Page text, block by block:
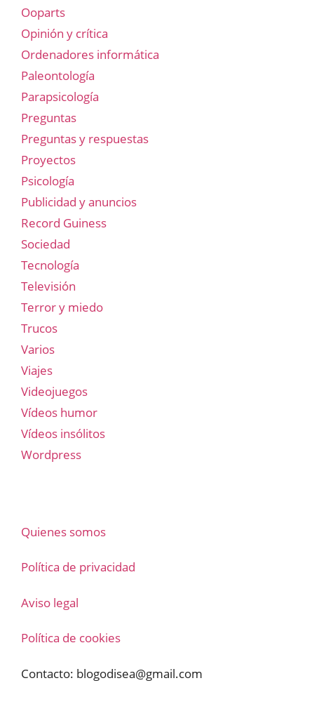
Ooparts
Opinión y crítica
Ordenadores informática
Paleontología
Parapsicología
Preguntas
Preguntas y respuestas
Proyectos
Psicología
Publicidad y anuncios
Record Guiness
Sociedad
Tecnología
Televisión
Terror y miedo
Trucos
Varios
Viajes
Videojuegos
Vídeos humor
Vídeos insólitos
Wordpress
Quienes somos
Política de privacidad
Aviso legal
Política de cookies
Contacto: blogodisea@gmail.com